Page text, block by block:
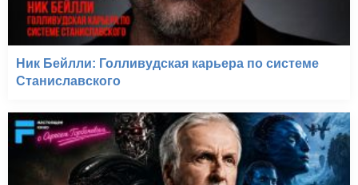
Ник Бейлли: Голливудская карьера по системе
Станиславского